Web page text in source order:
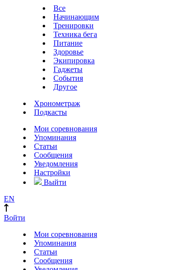
Все
Начинающим
Тренировки
Техника бега
Питание
Здоровье
Экипировка
Гаджеты
События
Другое
Хронометраж
Подкасты
Мои соревнования
Упоминания
Статьи
Сообщения
Уведомления
Настройки
Выйти
EN
Войти
Мои соревнования
Упоминания
Статьи
Сообщения